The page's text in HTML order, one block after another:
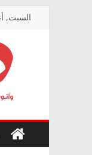
السبت,
في
درب..